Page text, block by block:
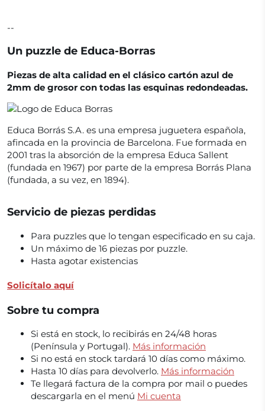
--
Un puzzle de Educa-Borras
Piezas de alta calidad en el clásico cartón azul de
2mm de grosor con todas las esquinas redondeadas.
Educa Borrás S.A. es una empresa juguetera española,
afincada en la provincia de Barcelona. Fue formada en
2001 tras la absorción de la empresa Educa Sallent
(fundada en 1967) por parte de la empresa Borrás Plana
(fundada, a su vez, en 1894).
Servicio de piezas perdidas
Para puzzles que lo tengan especificado en su caja.
Un máximo de 16 piezas por puzzle.
Hasta agotar existencias
Solicítalo aquí
Sobre tu compra
Si está en stock, lo recibirás en 24/48 horas
(Península y Portugal). Más información
Si no está en stock tardará 10 días como máximo.
Hasta 10 días para devolverlo. Más información
Te llegará factura de la compra por mail o puedes
descargarla en el menú Mi cuenta